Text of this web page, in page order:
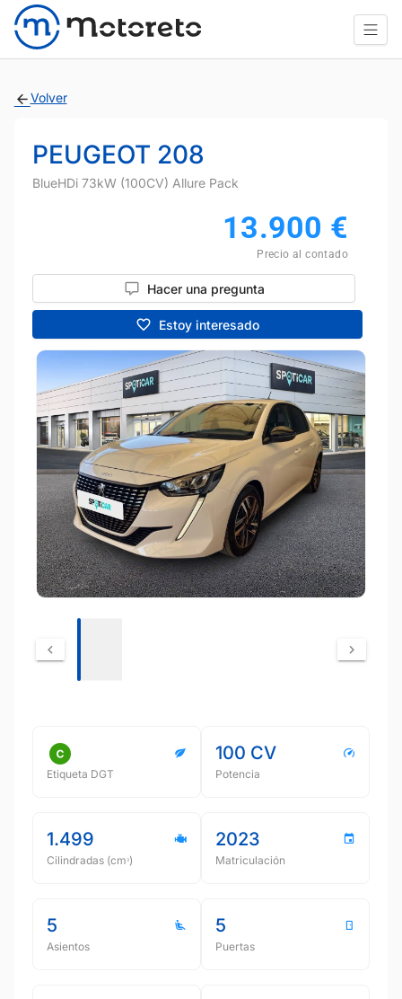
Volver
PEUGEOT 208
BlueHDi 73kW (100CV) Allure Pack
13.900 €
Precio al contado
Hacer una pregunta
Estoy interesado
Etiqueta DGT
100 CV
Potencia
1.499
Cilindradas (cmᵌ)
2023
Matriculación
5
Asientos
5
Puertas